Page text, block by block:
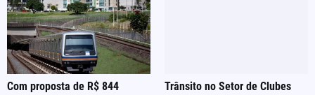
Com proposta de R$ 844
Trânsito no Setor de Clubes